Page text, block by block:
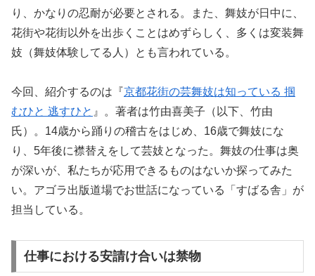
り、かなりの忍耐が必要とされる。また、舞妓が日中に、
花街や花街以外を出歩くことはめずらしく、多くは変装舞
妓（舞妓体験してる人）とも言われている。
今回、紹介するのは『京都花街の芸舞妓は知っている 掴
むひと 逃すひと 』。著者は竹由喜美子（以下、竹由
氏）。14歳から踊りの稽古をはじめ、16歳で舞妓にな
り、5年後に襟替えをして芸妓となった。舞妓の仕事は奥
が深いが、私たちが応用できるものはないか探ってみた
い。アゴラ出版道場でお世話になっている「すばる舎」が
担当している。
仕事における安請け合いは禁物